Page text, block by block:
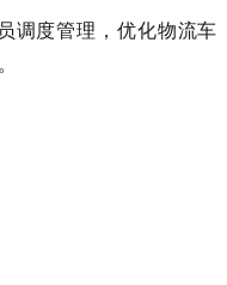
调度管理，优化物流车